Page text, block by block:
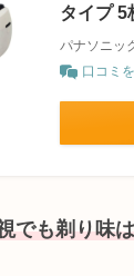
タイプ 5
パナソニッ
口コミ
でも剃り味